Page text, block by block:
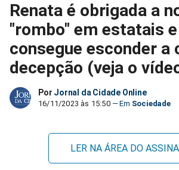
no
Facebook
no
Whatsapp
no
Twitter
no
Renata é obrigada a
"rombo" em estatais
consegue esconder a
decepção (veja o
Por Jornal da Cidade Online
16/11/2023 às 15:50 Sociedade
LER NA ÁREA DO